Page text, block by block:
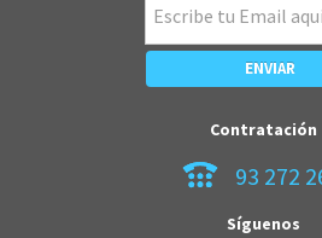
Contratación
93 272
Síguenos